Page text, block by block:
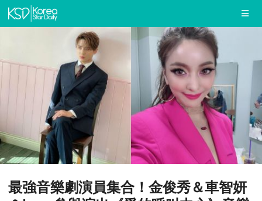
最強音樂劇演員集合！金俊秀＆車智妍